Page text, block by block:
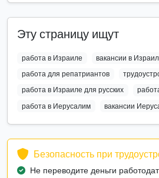
Эту страницу ищут
работа в Израиле
вакансии в
работа для репатриантов
работа в Израиле для русских
работа в Иерусалим
вакансии
Безопасность при
Не переводите деньги